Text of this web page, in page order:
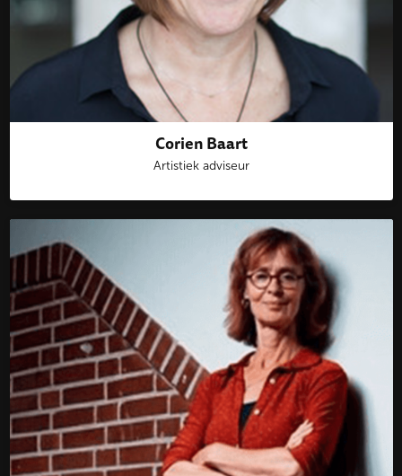
Corien Baart
Artistiek adviseur